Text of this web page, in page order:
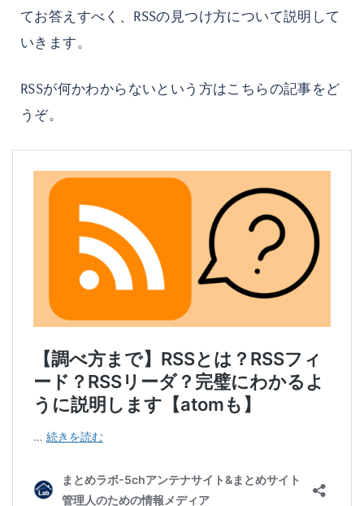
てお答えすべく、RSSの見つけ方について説明して
いきます。
RSSが何かわからないという方はこちらの記事をど
うぞ。